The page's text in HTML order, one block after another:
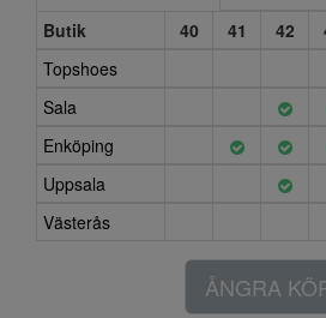
Butik
40 41 42
Topshoes
Sala
Enköping
Uppsala
Västerås
ÅNGRA